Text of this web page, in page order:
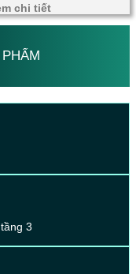
chi tiết
3